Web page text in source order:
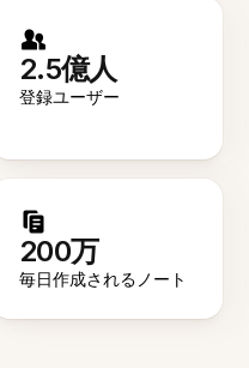
2.5億人
登録ユーザー
200万
毎日作成されるノート